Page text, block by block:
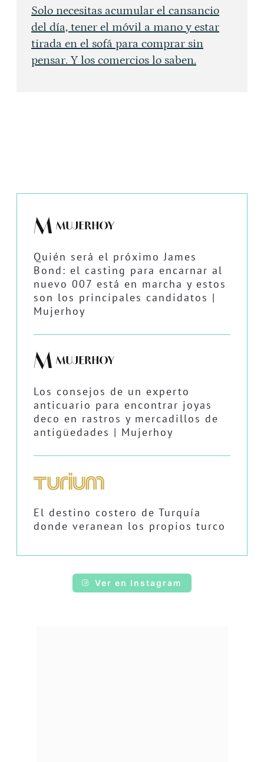
Solo necesitas acumular el cansancio
del día, tener el móvil a mano y estar
tirada en el sofá para comprar sin
pensar. Y los comercios lo saben.
Quién será el próximo James
Bond: el casting para encarnar al
nuevo 007 está en marcha y estos
son los principales candidatos |
Mujerhoy
Los consejos de un experto
anticuario para encontrar joyas
deco en rastros y mercadillos de
antigüedades | Mujerhoy
El destino costero de Turquía
donde veranean los propios turco
Ver en Instagram